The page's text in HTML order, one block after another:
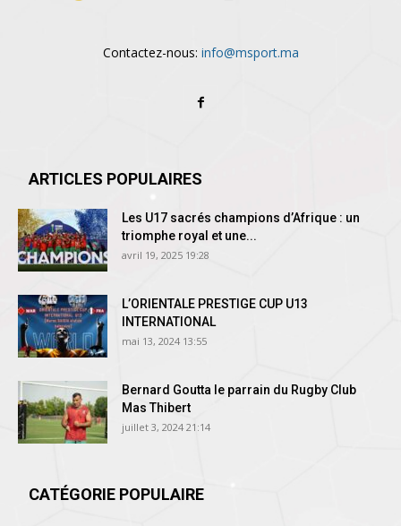
Contactez-nous: info@msport.ma
ARTICLES POPULAIRES
Les U17 sacrés champions d’Afrique : un
triomphe royal et une...
avril 19, 2025 19:28
L’ORIENTALE PRESTIGE CUP U13
INTERNATIONAL
mai 13, 2024 13:55
Bernard Goutta le parrain du Rugby Club
Mas Thibert
juillet 3, 2024 21:14
CATÉGORIE POPULAIRE